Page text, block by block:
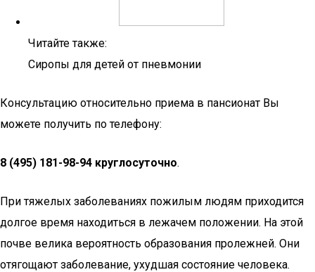
Читайте также:
Сиропы для детей от пневмонии
Консультацию относительно приема в пансионат Вы
можете получить по телефону:
8 (495) 181-98-94 круглосуточно.
При тяжелых заболеваниях пожилым людям приходится
долгое время находиться в лежачем положении. На этой
почве велика вероятность образования пролежней. Они
отягощают заболевание, ухудшая состояние человека.